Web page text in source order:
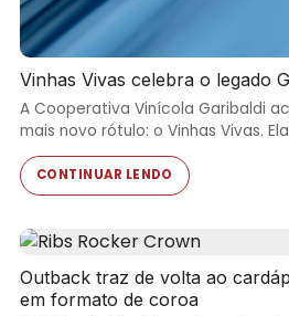
Vinhas Vivas celebra o legado
A Cooperativa Vinícola Garibaldi
mais novo rótulo: o Vinhas Vivas.
CONTINUAR LENDO
Outback traz de volta ao
em formato de coroa